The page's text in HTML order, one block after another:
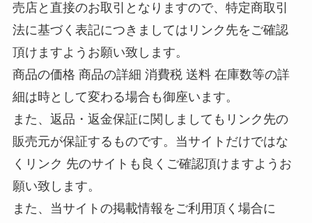
売店と直接のお取引となりますので、特定商取引
法に基づく表記につきましてはリンク先をご確認
頂けますようお願い致します。
商品の価格 商品の詳細 消費税 送料 在庫数等の詳
細は時として変わる場合も御座います。
また、返品・返金保証に関しましてもリンク先の
販売元が保証するものです。当サイトだけではな
くリンク 先のサイトも良くご確認頂けますようお
願い致します。
また、当サイトの掲載情報をご利用頂く場合に